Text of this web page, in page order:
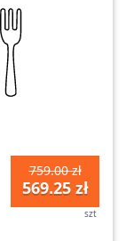
759.00 zł
569.25 zł
szt